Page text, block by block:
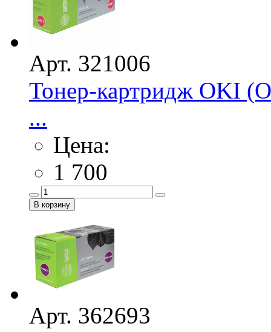
Арт. 321006
Тонер-картридж OKI
...
Цена:
1 700
Арт. 362693